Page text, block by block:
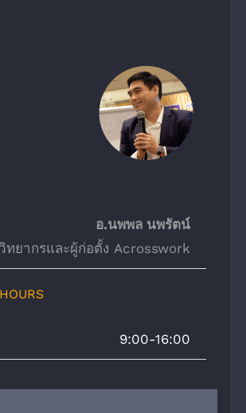
อ.นพพล นพรัตน์
วิทยากรและผู้ก่อตั้ง Acrosswork
9:00-16:00